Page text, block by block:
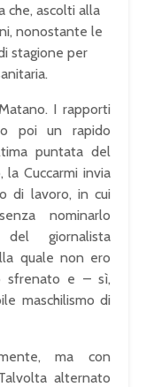
che, ascolti alla
nonostante le
stagione per
I rapporti
poi un rapido
puntata del
Cuccarmi invia
di lavoro, in cui
nominarlo
giornalista
quale non ero
sfrenato e – sì,
maschilismo di
ma con
alternato